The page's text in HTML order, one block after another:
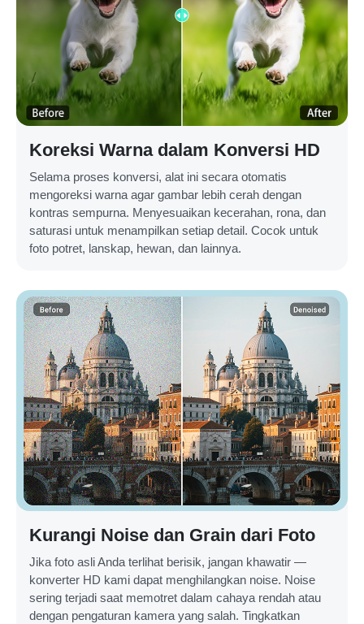
Koreksi Warna dalam Konversi HD
Selama proses konversi, alat ini secara otomatis
mengoreksi warna agar gambar lebih cerah dengan
kontras sempurna. Menyesuaikan kecerahan, rona, dan
saturasi untuk menampilkan setiap detail. Cocok untuk
foto potret, lanskap, hewan, dan lainnya.
Kurangi Noise dan Grain dari Foto
Jika foto asli Anda terlihat berisik, jangan khawatir —
konverter HD kami dapat menghilangkan noise. Noise
sering terjadi saat memotret dalam cahaya rendah atau
dengan pengaturan kamera yang salah. Tingkatkan